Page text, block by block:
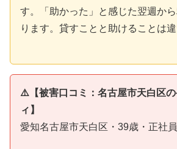
す。「助かった」と感じた翌週か
ります。貸すことと助けることは違
⚠️【被害口コミ：名古屋市天白区
ィ】
愛知名古屋市天白区・39歳・正社